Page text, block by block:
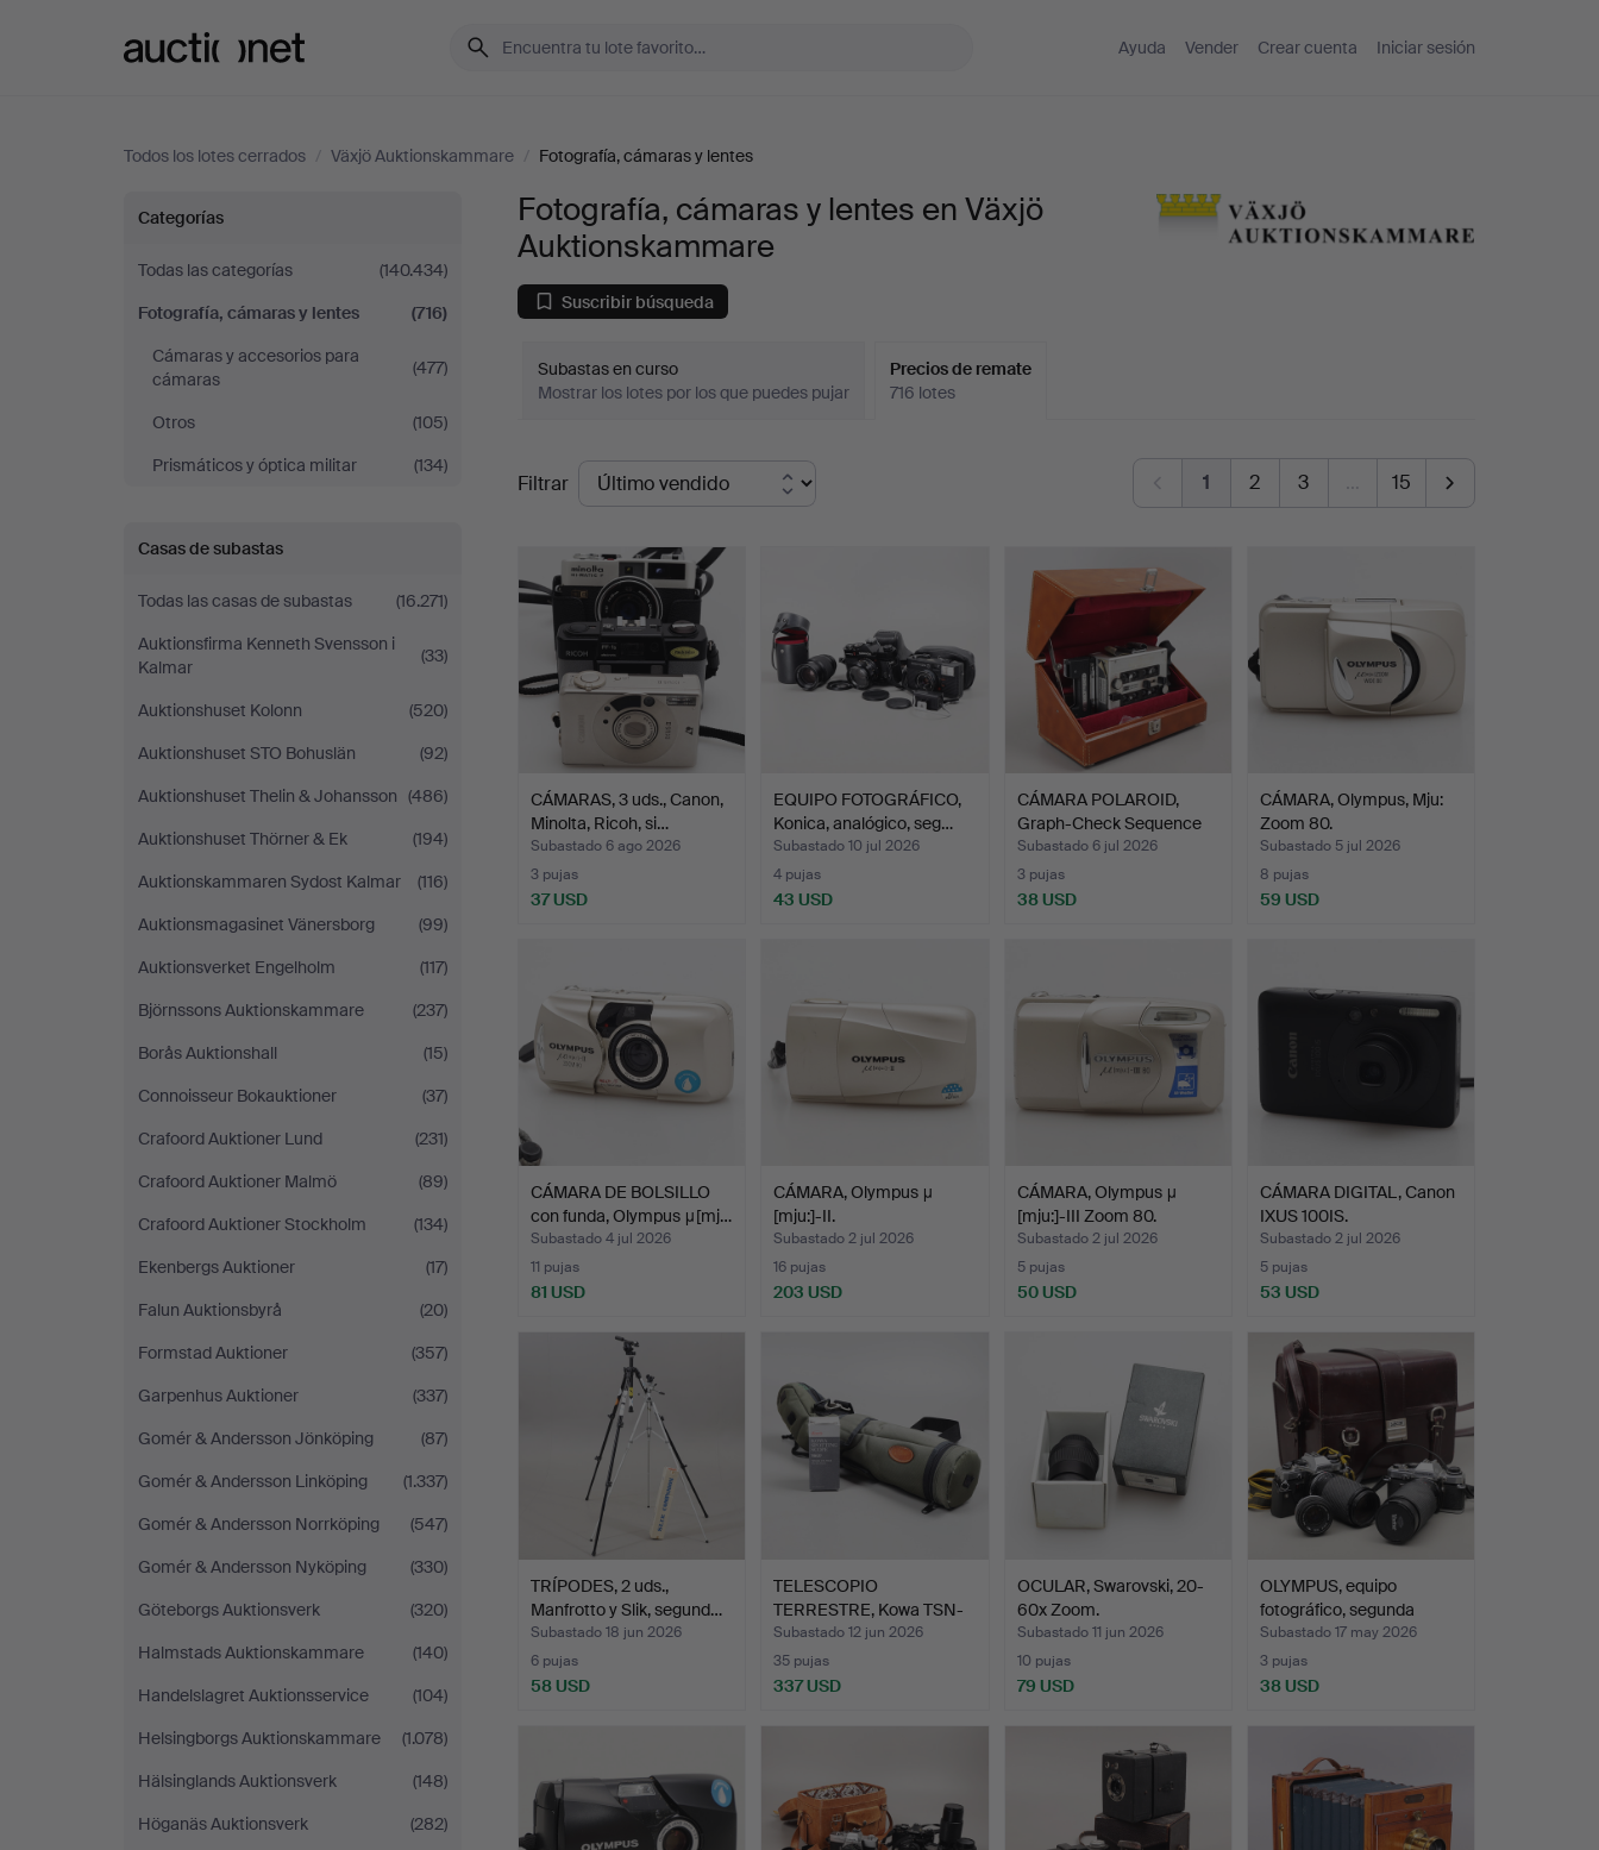
Ayuda Vender Crear cuenta Iniciar sesión
Todos los lotes cerrados / Växjö Auktionskammare / Fotografía, cámaras y lentes
Fotografía,
cámaras
y
lentes
en
Auktionskammare
Categorías
Todas las categorías
(140.434)
Fotografía, cámaras y lentes
(716)
Cámaras y accesorios para
cámaras
(477)
Otros
(105)
Prismáticos y óptica militar
(134)
Casas de subastas
Todas las casas de subastas
(16.271)
Auktionsfirma Kenneth Svensson i
Kalmar
(33)
Auktionshuset Kolonn
(520)
Auktionshuset STO Bohuslän
(92)
Auktionshuset Thelin & Johansson (486)
Auktionshuset Thörner & Ek
(194)
Auktionskammaren Sydost Kalmar
(116)
Auktionsmagasinet Vänersborg
(99)
Auktionsverket Engelholm
(117)
Björnssons Auktionskammare
(237)
Borås Auktionshall
(15)
Connoisseur Bokauktioner
(37)
Crafoord Auktioner Lund
(231)
Crafoord Auktioner Malmö
(89)
Crafoord Auktioner Stockholm
(134)
Ekenbergs Auktioner
(17)
Falun Auktionsbyrå
(20)
Formstad Auktioner
(357)
Garpenhus Auktioner
(337)
Gomér & Andersson Jönköping
(87)
Gomér & Andersson Linköping
(1.337)
Gomér & Andersson Norrköping
(547)
Gomér & Andersson Nyköping
(330)
Göteborgs Auktionsverk
(320)
Halmstads Auktionskammare
(140)
Handelslagret Auktionsservice
(104)
Helsingborgs Auktionskammare
(1.078)
Hälsinglands Auktionsverk
(148)
Höganäs Auktionsverk
(282)
Fotografía, cámaras y lentes en Växjö
Auktionskammare
Suscribir búsqueda
Subastas en curso
Mostrar los lotes por los que puedes pujar
Precios de remate
716 lotes
Precios
de
Filtrar 1 2 3 … 15
CÁMARAS, 3 uds., Canon,
Minolta, Ricoh, si…
Subastado 6 ago 2026
3 pujas
37 USD
EQUIPO FOTOGRÁFICO,
Konica, analógico, seg…
Subastado 10 jul 2026
4 pujas
43 USD
CÁMARA POLAROID,
Graph-Check Sequence
Came…
Subastado 6 jul 2026
3 pujas
38 USD
CÁMARA, Olympus, Mju:
Zoom 80.
Subastado 5 jul 2026
8 pujas
59 USD
CÁMARA DE BOLSILLO
con funda, Olympus μ[mj…
Subastado 4 jul 2026
11 pujas
81 USD
CÁMARA, Olympus μ
[mju:]-II.
Subastado 2 jul 2026
16 pujas
203 USD
CÁMARA, Olympus μ
[mju:]-III Zoom 80.
Subastado 2 jul 2026
5 pujas
50 USD
CÁMARA DIGITAL, Canon
IXUS 100IS.
Subastado 2 jul 2026
5 pujas
53 USD
TRÍPODES, 2 uds.,
Manfrotto y Slik, segund…
Subastado 18 jun 2026
6 pujas
58 USD
TELESCOPIO
TERRESTRE, Kowa TSN-
821, zoom 2…
Subastado 12 jun 2026
35 pujas
337 USD
OCULAR, Swarovski, 20-
60x Zoom.
Subastado 11 jun 2026
10 pujas
79 USD
OLYMPUS, equipo
fotográfico, segunda
mitad…
Subastado 17 may 2026
3 pujas
38 USD